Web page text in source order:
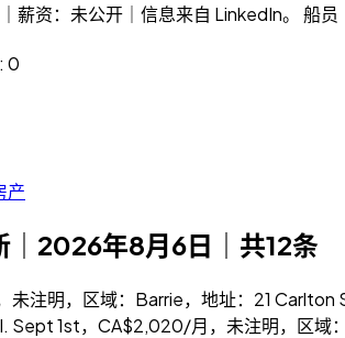
薪资：未公开｜信息来自 LinkedIn。 船
: 0
产
｜2026年8月6日｜共12条
注明，区域：Barrie，地址：21
Sept 1st，CA$2,020/月，未注明，区域